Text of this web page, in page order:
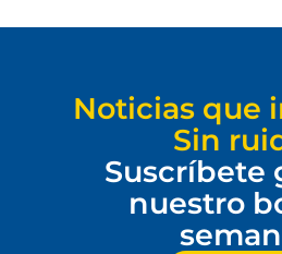
Noticias que
Sin
Suscríbete
nuestro